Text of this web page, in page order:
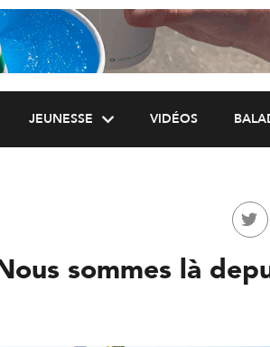
JEUNESSE VIDÉOS
sommes là